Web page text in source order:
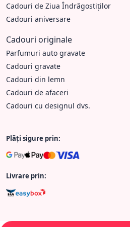
Cadouri de Ziua Îndrăgostiților
Cadouri aniversare
Cadouri originale
Parfumuri auto gravate
Cadouri gravate
Cadouri din lemn
Cadouri de afaceri
Cadouri cu designul dvs.
Plăți sigure prin:
Livrare prin: